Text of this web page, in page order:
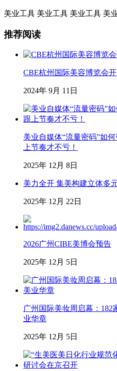
美业工具 美业工具 美业工具 美
推荐阅读
CBE杭州国际美容博览会
2024年 9月 11日
美业自媒体“流量密码”如
上节奏才不亏！
2025年 12月 8日
美力全开 集美构建立体多
2025年 12月 22日
2026广州CIBE美博会预告
2025年 12月 5日
广州国际美妆周启幕：182
业华章
2025年 12月 5日